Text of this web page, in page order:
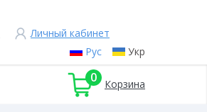
Рус Укр
Личный кабинет
0 Корзина